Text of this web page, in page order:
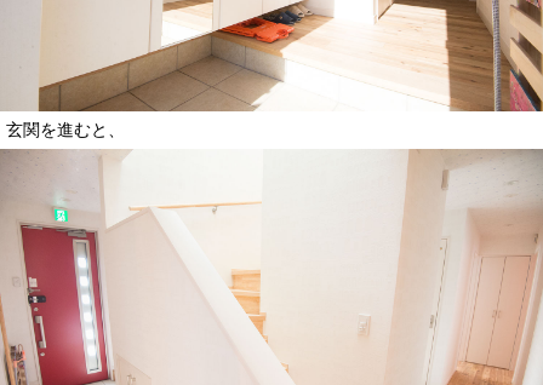
玄関を進むと、